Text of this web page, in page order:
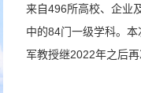
来自496所高校、企业
中的84门一级学科。本
军教授继2022年之后再